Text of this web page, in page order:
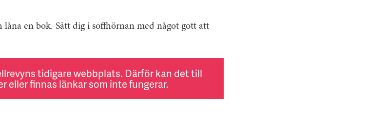
en bok. Sätt dig i soffhörnan med något gott att
tidigare webbplats. Därför kan det till
eller finnas länkar som inte fungerar.